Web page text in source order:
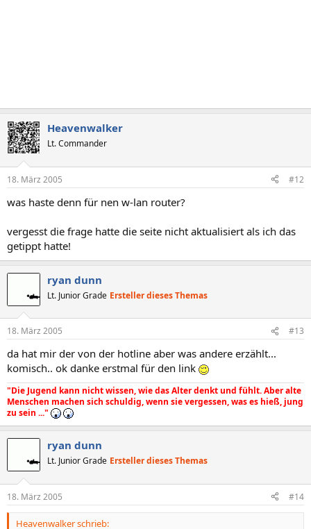
Heavenwalker
Lt. Commander
18. März 2005 #12
was haste denn für nen w-lan router?
vergesst die frage hatte die seite nicht aktualisiert als ich das
getippt hatte!
ryan dunn
Lt. Junior Grade Ersteller dieses Themas
18. März 2005 #13
da hat mir der von der hotline aber was andere erzählt...
komisch.. ok danke erstmal für den link
"Die Jugend kann nicht wissen, wie das Alter denkt und fühlt. Aber alte
Menschen machen sich schuldig, wenn sie vergessen, was es hieß, jung
zu sein ..."
ryan dunn
Lt. Junior Grade Ersteller dieses Themas
18. März 2005 #14
Heavenwalker schrieb: